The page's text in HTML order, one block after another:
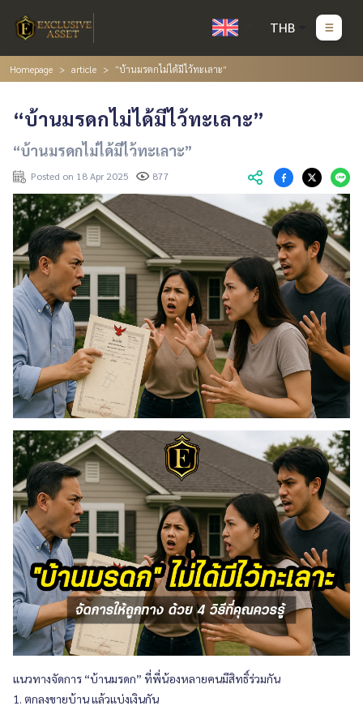
THB
Homepage article “บ้านมรดกไม่ได้มีไว้ทะเลาะ”
“บ้านมรดกไม่ได้มีไว้ทะเลาะ”
“บ้านมรดกไม่ได้มีไว้ทะเลาะ”
Posted on 18 Apr 2025 877
แนวทางจัดการ “บ้านมรดก” ที่พี่น้องหลายคนมีสิทธิ์ร่วมกัน
1. ตกลงขายบ้าน แล้วแบ่งเงินกัน